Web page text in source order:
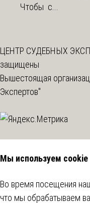
Чтобы с...
ЦЕНТР СУДЕБНЫХ
защищены
Вышестоящая
Экспертов"
Мы используем cookie
Во время посещения
что мы обрабатываем